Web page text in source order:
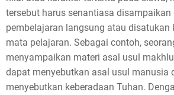
tersebut harus senantiasa disampaikan
pembelajaran langsung atau disatukan
mata pelajaran. Sebagai contoh,
menyampaikan materi asal usul
dapat menyebutkan asal usul manusia
menyebutkan keberadaan Tuhan.